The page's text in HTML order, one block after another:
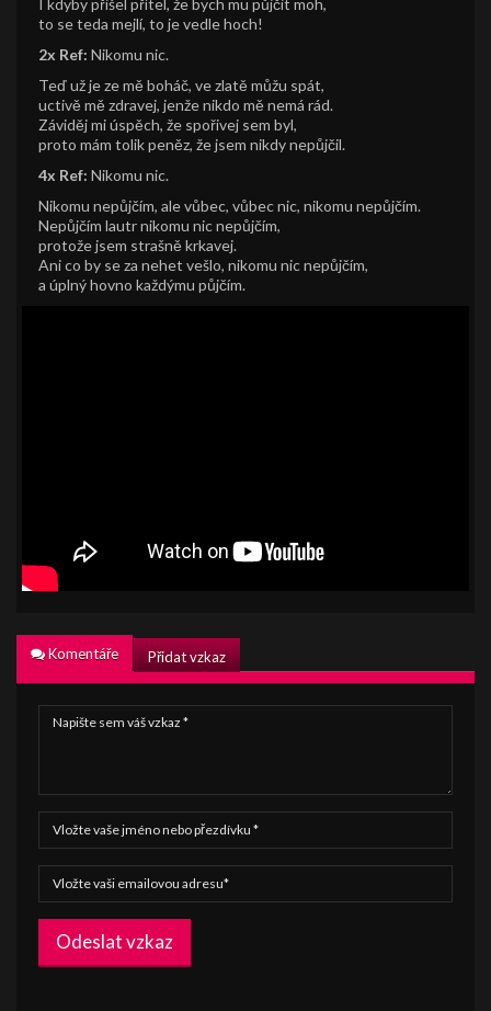
I kdyby přišel přítel, že bych mu půjčit moh,
to se teda mejlí, to je vedle hoch!
2x Ref: Nikomu nic.
Teď už je ze mě boháč, ve zlatě můžu spát,
uctivě mě zdravej, jenže nikdo mě nemá rád.
Záviděj mi úspěch, že spořivej sem byl,
proto mám tolik peněz, že jsem nikdy nepůjčil.
4x Ref: Nikomu nic.
Nikomu nepůjčím, ale vůbec, vůbec nic, nikomu nepůjčím.
Nepůjčím lautr nikomu nic nepůjčím,
protože jsem strašně krkavej.
Ani co by se za nehet vešlo, nikomu nic nepůjčím,
a úplný hovno každýmu půjčím.
Komentáře Přidat vzkaz
Odeslat vzkaz